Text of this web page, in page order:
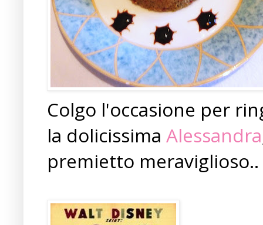
Colgo l'occasione per
la dolicissima Alessandra
premietto meraviglioso..